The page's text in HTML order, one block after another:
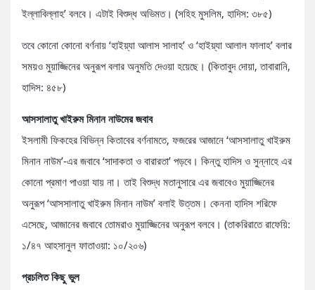
ইল্লাবিল্লাহ’ বলবে। এটাই বিশুদ্ধ অভিমত। (সহিহ মুসলিম, হাদিস: ৩৮৫)
তবে কোনো কোনো বর্ণনায় ‘হাইয়্যা আলাস সালাহ’ ও ‘হাইয়্যা আলাল ফালাহ’ বলার
সময়ও মুয়াজ্জিনের অনুরূপ বলার অনুমতি দেওয়া হয়েছে। (কিতাবুদ দোয়া, তাবারানি,
হাদিস: ৪৫৮)
আসসালাতু খাইরুম মিনান নাউমের জবাব
ইসলামী ফিকহের বিভিন্ন কিতাবের বর্ণনামতে, ফজরের আজানে ‘আসসালাতু খাইরুম
মিনান নাউম’-এর জবাবে ‘সাদাকতা ও বারারতা’ পড়বে। কিন্তু হাদিস ও সুন্নাহে এর
কোনো প্রমাণ পাওয়া যায় না। তাই বিশুদ্ধ মতানুসারে এর জবাবেও মুয়াজ্জিনের
অনুরূপ ‘আসসালাতু খাইরুম মিনান নাউম’ বলাই উত্তম। কেননা হাদিস শরিফে
এসেছে, আজানের জবাবে তোমরাও মুয়াজ্জিনের অনুরূপ বলবে। (তাকরিরাতে রাফেয়ি:
১/৪৭ আহসানুল ফাতাওয়া: ১০/২০৬)
প্রচলিত কিছু ভুল